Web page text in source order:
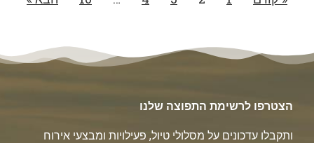
הצטרפו לרשימת התפוצה שלנו
ותקבלו עדכונים על מסלולי טיול, פעילויות ומבצעי אירוח